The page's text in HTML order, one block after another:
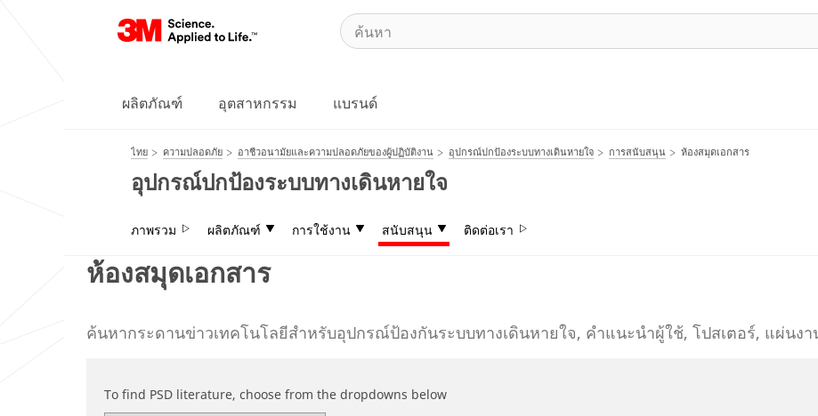
ผลิตภัณฑ์ อุตสาหกรรม แบรนด์
ไทย ความปลอดภัย อาชีวอนามัยและความปลอดภัยของผู้ปฏิบัติงาน อุปกรณ์ปกป้องระบบทางเดินหายใจ การสนับสนุน ห้องสมุดเอกสาร
อุปกรณ์ปกป้องระบบทางเดินหายใจ
ภาพรวม ผลิตภัณฑ์ การใช้งาน สนับสนุน ติดต่อเรา
ห้องสมุดเอกสาร
ค้นหากระดานข่าวเทคโนโลยีสำหรับอุปกรณ์ป้องกันระบบทางเดินหายใจ, คำแนะนำผู้ใช้, โปสเตอร์, แผ่นง
To find PSD literature, choose from the dropdowns below